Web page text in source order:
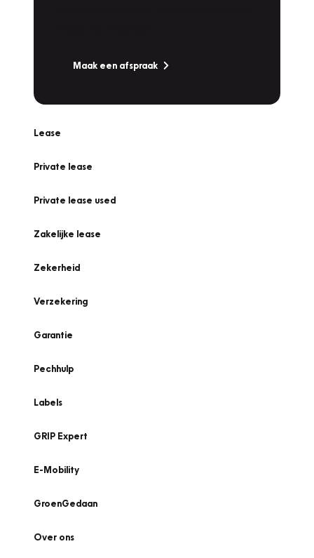
Maak een afspraak
Lease
Private lease
Private lease used
Zakelijke lease
Zekerheid
Verzekering
Garantie
Pechhulp
Labels
GRIP Expert
E-Mobility
GroenGedaan
Over ons